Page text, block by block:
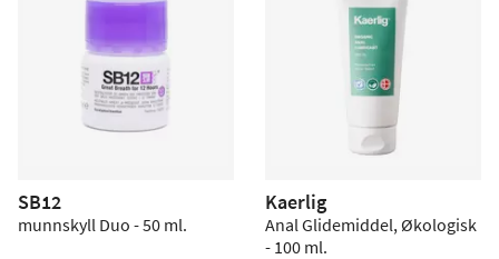
SB12
munnskyll Duo - 50 ml.
Kaerlig
Anal Glidemiddel, Økologisk
- 100 ml.